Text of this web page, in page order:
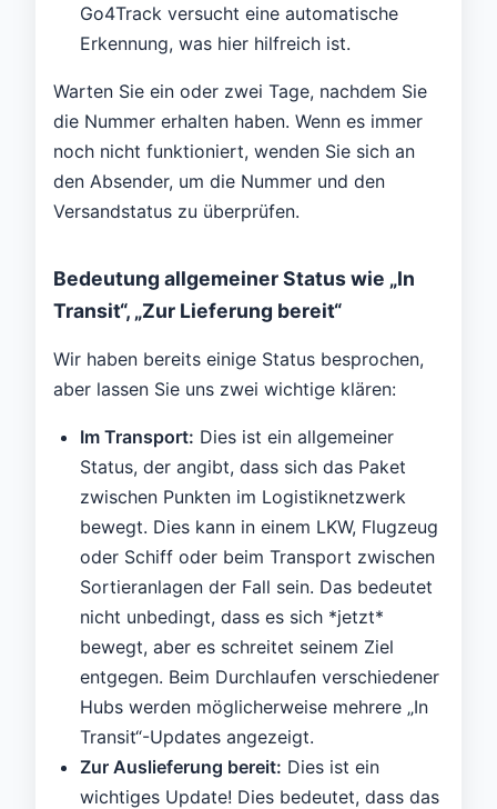
Go4Track versucht eine automatische
Erkennung, was hier hilfreich ist.
Warten Sie ein oder zwei Tage, nachdem Sie
die Nummer erhalten haben. Wenn es immer
noch nicht funktioniert, wenden Sie sich an
den Absender, um die Nummer und den
Versandstatus zu überprüfen.
Bedeutung allgemeiner Status wie „In
Transit“, „Zur Lieferung bereit“
Wir haben bereits einige Status besprochen,
aber lassen Sie uns zwei wichtige klären:
Im Transport: Dies ist ein allgemeiner
Status, der angibt, dass sich das Paket
zwischen Punkten im Logistiknetzwerk
bewegt. Dies kann in einem LKW, Flugzeug
oder Schiff oder beim Transport zwischen
Sortieranlagen der Fall sein. Das bedeutet
nicht unbedingt, dass es sich *jetzt*
bewegt, aber es schreitet seinem Ziel
entgegen. Beim Durchlaufen verschiedener
Hubs werden möglicherweise mehrere „In
Transit“-Updates angezeigt.
Zur Auslieferung bereit: Dies ist ein
wichtiges Update! Dies bedeutet, dass das